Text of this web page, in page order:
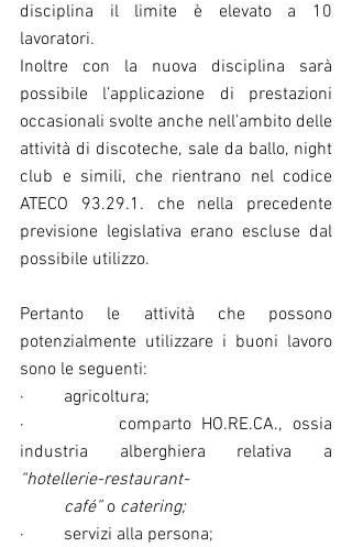
disciplina il limite è elevato a 10
lavoratori.
Inoltre con la nuova disciplina sarà
possibile l’applicazione di prestazioni
occasionali svolte anche nell’ambito delle
attività di discoteche, sale da ballo, night
club e simili, che rientrano nel codice
ATECO 93.29.1. che nella precedente
previsione legislativa erano escluse dal
possibile utilizzo.
Pertanto le attività che possono
potenzialmente utilizzare i buoni lavoro
sono le seguenti:
·         agricoltura;
·         comparto HO.RE.CA., ossia
“hotellerie-restaurant-
          café”
o catering;
·         servizi alla persona;